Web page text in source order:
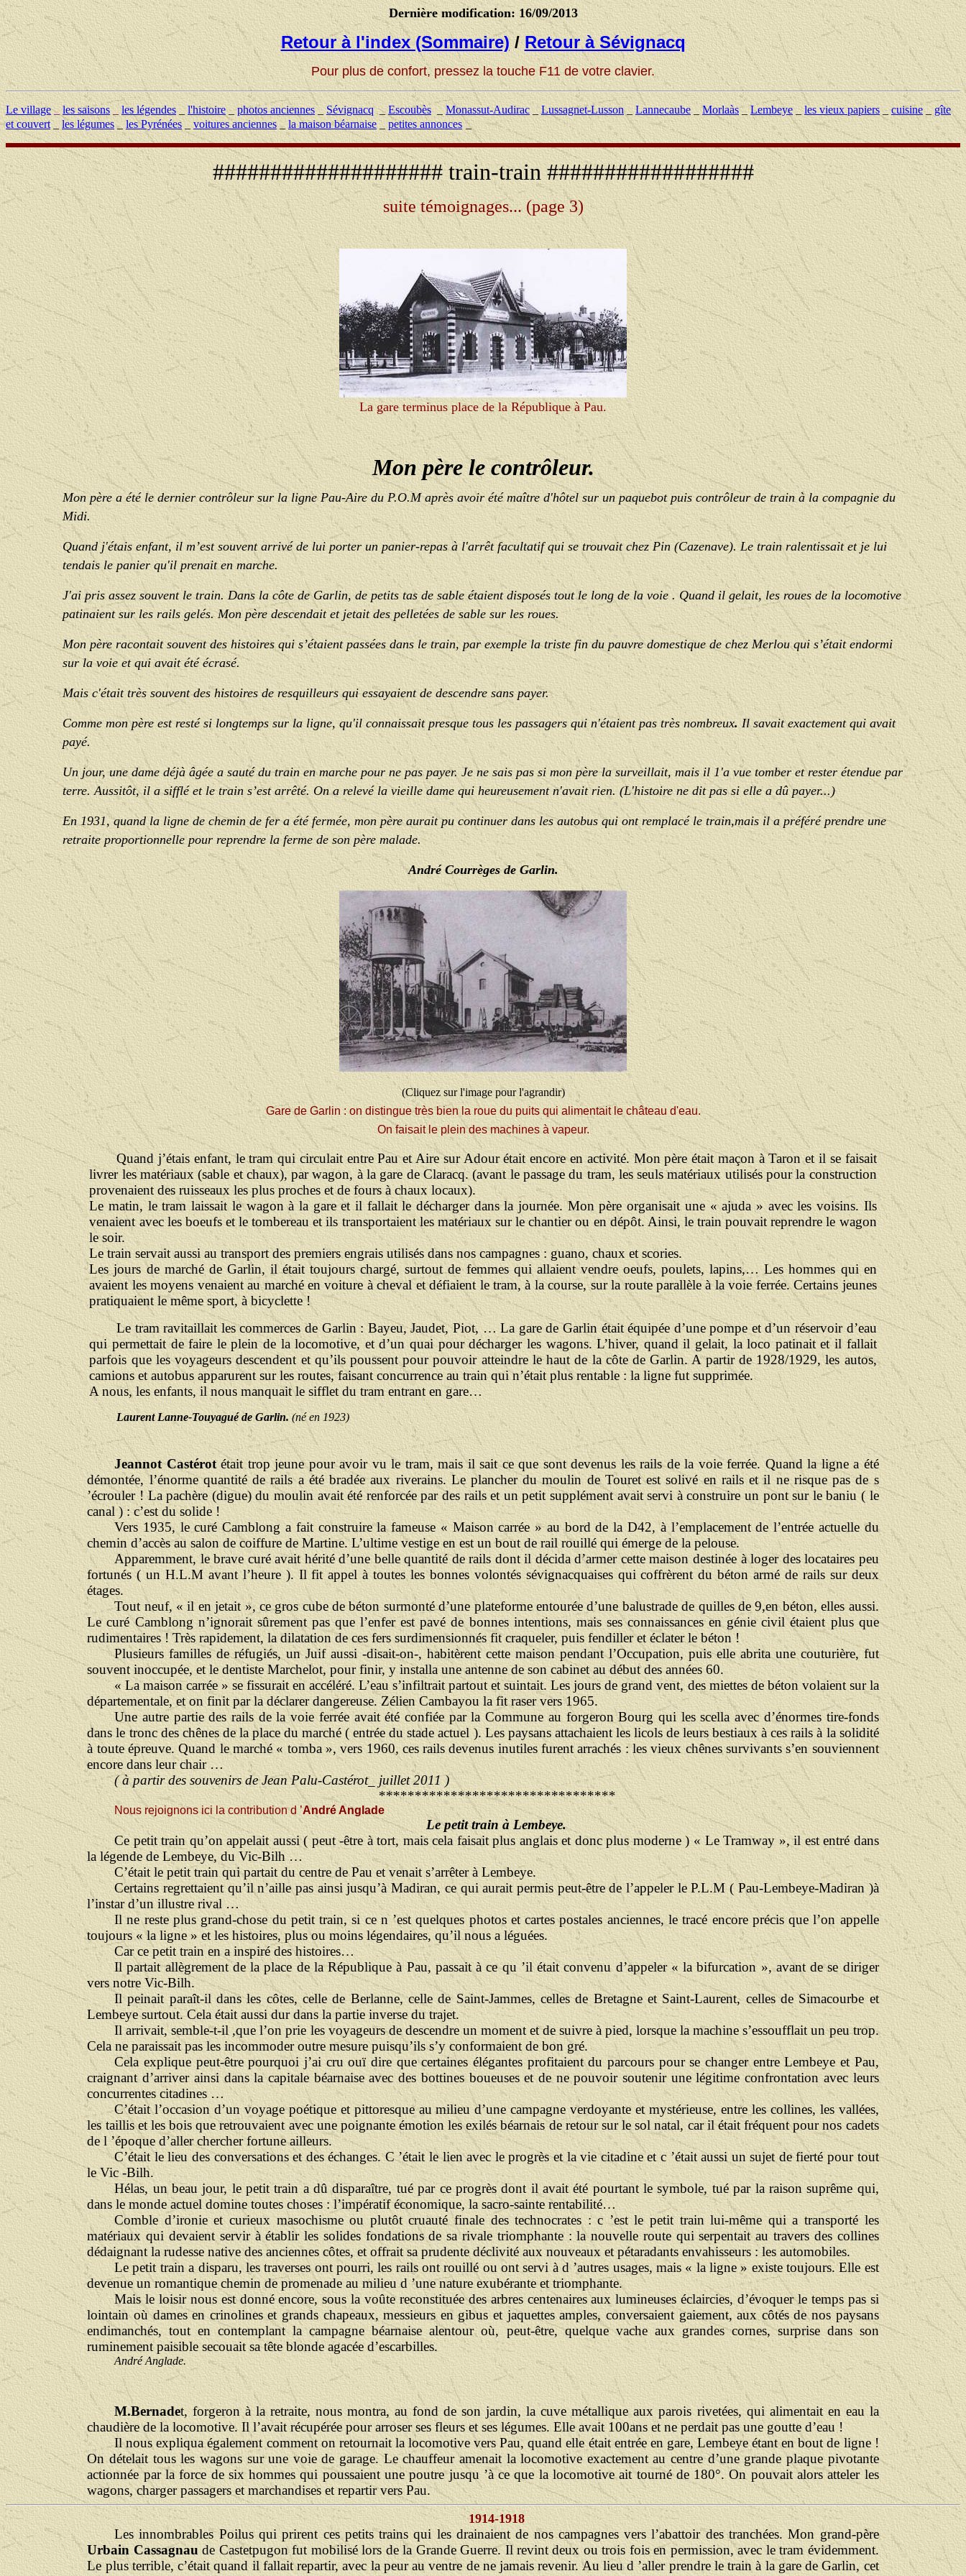
Dernière modification: 16/09/2013
Retour à l'index (Sommaire)/Retour à Sévignacq
Pour plus de confort, pressez la touche F11 de votre clavier.
Le village_les saisons_ les légendes_ l'histoire_photos anciennes_ Sévignacq_Escoubès_ Monassut-Audirac _Lussagnet-Lusson_Lannecaube _Morlaàs_Lembeye _ les vieux papiers_cuisine_ gîte
et couvert_ les légumes_ les Pyrénées_ voitures anciennes_ la maison béarnaise _ petites annonces _
#################### train-train ##################
suite témoignages... (page 3)
La gare terminus place de la République à Pau.
Mon père le contrôleur.
Mon père a été le dernier contrôleur sur la ligne Pau-Aire du P.O.M après avoir été maître d'hôtel sur un paquebot puis contrôleur de train à la compagnie du
Midi.
Quand j'étais enfant, il m’est souvent arrivé de lui porter un panier-repas à l'arrêt facultatif qui se trouvait chez Pin (Cazenave). Le train ralentissait et je lui
tendais le panier qu'il prenait en marche.
J'ai pris assez souvent le train. Dans la côte de Garlin, de petits tas de sable étaient disposés tout le long de la voie . Quand il gelait, les roues de la locomotive
patinaient sur les rails gelés. Mon père descendait et jetait des pelletées de sable sur les roues.
Mon père racontait souvent des histoires qui s’étaient passées dans le train, par exemple la triste fin du pauvre domestique de chez Merlou qui s’était endormi
sur la voie et qui avait été écrasé.
Mais c'était très souvent des histoires de resquilleurs qui essayaient de descendre sans payer.
Comme mon père est resté si longtemps sur la ligne, qu'il connaissait presque tous les passagers qui n'étaient pas très nombreux.Il savait exactement qui avait
payé.
Un jour, une dame déjà âgée a sauté du train en marche pour ne pas payer. Je ne sais pas si mon père la surveillait, mais il 1'a vue tomber et rester étendue par
terre. Aussitôt, il a sifflé et le train s’est arrêté. On a relevé la vieille dame qui heureusement n'avait rien. (L'histoire ne dit pas si elle a dû payer...)
En 1931, quand la ligne de chemin de fer a été fermée, mon père aurait pu continuer dans les autobus qui ont remplacé le train,mais il a préféré prendre une
retraite proportionnelle pour reprendre la ferme de son père malade.
André Courrèges de Garlin.
(Cliquez sur l'image pour l'agrandir)
Gare de Garlin : on distingue très bien la roue du puits qui alimentait le château d'eau.
On faisait le plein des machines à vapeur.
Quand j’étais enfant, le tram qui circulait entre Pau et Aire sur Adour était encore en activité. Mon père était maçon à Taron et il se faisait
livrer les matériaux (sable et chaux), par wagon, à la gare de Claracq. (avant le passage du tram, les seuls matériaux utilisés pour la construction
provenaient des ruisseaux les plus proches et de fours à chaux locaux).
Le matin, le tram laissait le wagon à la gare et il fallait le décharger dans la journée. Mon père organisait une « ajuda » avec les voisins. Ils
venaient avec les boeufs et le tombereau et ils transportaient les matériaux sur le chantier ou en dépôt. Ainsi, le train pouvait reprendre le wagon
le soir.
Le train servait aussi au transport des premiers engrais utilisés dans nos campagnes : guano, chaux et scories.
Les jours de marché de Garlin, il était toujours chargé, surtout de femmes qui allaient vendre oeufs, poulets, lapins,… Les hommes qui en
avaient les moyens venaient au marché en voiture à cheval et défiaient le tram, à la course, sur la route parallèle à la voie ferrée. Certains jeunes
pratiquaient le même sport, à bicyclette !
Le tram ravitaillait les commerces de Garlin : Bayeu, Jaudet, Piot, … La gare de Garlin était équipée d’une pompe et d’un réservoir d’eau
qui permettait de faire le plein de la locomotive, et d’un quai pour décharger les wagons. L’hiver, quand il gelait, la loco patinait et il fallait
parfois que les voyageurs descendent et qu’ils poussent pour pouvoir atteindre le haut de la côte de Garlin. A partir de 1928/1929, les autos,
camions et autobus apparurent sur les routes, faisant concurrence au train qui n’était plus rentable : la ligne fut supprimée.
A nous, les enfants, il nous manquait le sifflet du tram entrant en gare…
Laurent Lanne-Touyagué de Garlin.(né en 1923)
Jeannot Castérotétait trop jeune pour avoir vu le tram, mais il sait ce que sont devenus les rails de la voie ferrée. Quand la ligne a été
démontée, l’énorme quantité de rails a été bradée aux riverains. Le plancher du moulin de Touret est solivé en rails et il ne risque pas de s
’écrouler ! La pachère (digue) du moulin avait été renforcée par des rails et un petit supplément avait servi à construire un pont sur le baniu ( le
canal ) : c’est du solide !
Vers 1935, le curé Camblong a fait construire la fameuse « Maison carrée » au bord de la D42, à l’emplacement de l’entrée actuelle du
chemin d’accès au salon de coiffure de Martine. L’ultime vestige en est un bout de rail rouillé qui émerge de la pelouse.
Apparemment, le brave curé avait hérité d’une belle quantité de rails dont il décida d’armer cette maison destinée à loger des locataires peu
fortunés ( un H.L.M avant l’heure ). Il fit appel à toutes les bonnes volontés sévignacquaises qui coffrèrent du béton armé de rails sur deux
étages.
Tout neuf, « il en jetait », ce gros cube de béton surmonté d’une plateforme entourée d’une balustrade de quilles de 9,en béton, elles aussi.
Le curé Camblong n’ignorait sûrement pas que l’enfer est pavé de bonnes intentions, mais ses connaissances en génie civil étaient plus que
rudimentaires ! Très rapidement, la dilatation de ces fers surdimensionnés fit craqueler, puis fendiller et éclater le béton !
Plusieurs familles de réfugiés, un Juif aussi -disait-on-, habitèrent cette maison pendant l’Occupation, puis elle abrita une couturière, fut
souvent inoccupée, et le dentiste Marchelot, pour finir, y installa une antenne de son cabinet au début des années 60.
« La maison carrée » se fissurait en accéléré. L’eau s’infiltrait partout et suintait. Les jours de grand vent, des miettes de béton volaient sur la
départementale, et on finit par la déclarer dangereuse. Zélien Cambayou la fit raser vers 1965.
Une autre partie des rails de la voie ferrée avait été confiée par la Commune au forgeron Bourg qui les scella avec d’énormes tire-fonds
dans le tronc des chênes de la place du marché ( entrée du stade actuel ). Les paysans attachaient les licols de leurs bestiaux à ces rails à la solidité
à toute épreuve. Quand le marché « tomba », vers 1960, ces rails devenus inutiles furent arrachés : les vieux chênes survivants s’en souviennent
encore dans leur chair …
( à partir des souvenirs de Jean Palu-Castérot_ juillet 2011 )
*********************************
Nous rejoignons ici la contribution d ’André Anglade
Le petit train à Lembeye.
Ce petit train qu’on appelait aussi ( peut -être à tort, mais cela faisait plus anglais et donc plus moderne ) « Le Tramway », il est entré dans
la légende de Lembeye, du Vic-Bilh …
C’était le petit train qui partait du centre de Pau et venait s’arrêter à Lembeye.
Certains regrettaient qu’il n’aille pas ainsi jusqu’à Madiran, ce qui aurait permis peut-être de l’appeler le P.L.M ( Pau-Lembeye-Madiran )à
l’instar d’un illustre rival …
Il ne reste plus grand-chose du petit train, si ce n ’est quelques photos et cartes postales anciennes, le tracé encore précis que l’on appelle
toujours « la ligne » et les histoires, plus ou moins légendaires, qu’il nous a léguées.
Car ce petit train en a inspiré des histoires…
Il partait allègrement de la place de la République à Pau, passait à ce qu ’il était convenu d’appeler « la bifurcation », avant de se diriger
vers notre Vic-Bilh.
Il peinait paraît-il dans les côtes, celle de Berlanne, celle de Saint-Jammes, celles de Bretagne et Saint-Laurent, celles de Simacourbe et
Lembeye surtout. Cela était aussi dur dans la partie inverse du trajet.
Il arrivait, semble-t-il ,que l’on prie les voyageurs de descendre un moment et de suivre à pied, lorsque la machine s’essoufflait un peu trop.
Cela ne paraissait pas les incommoder outre mesure puisqu’ils s’y conformaient de bon gré.
Cela explique peut-être pourquoi j’ai cru ouï dire que certaines élégantes profitaient du parcours pour se changer entre Lembeye et Pau,
craignant d’arriver ainsi dans la capitale béarnaise avec des bottines boueuses et de ne pouvoir soutenir une légitime confrontation avec leurs
concurrentes citadines …
C’était l’occasion d’un voyage poétique et pittoresque au milieu d’une campagne verdoyante et mystérieuse, entre les collines, les vallées,
les taillis et les bois que retrouvaient avec une poignante émotion les exilés béarnais de retour sur le sol natal, car il était fréquent pour nos cadets
de l ’époque d’aller chercher fortune ailleurs.
C’était le lieu des conversations et des échanges. C ’était le lien avec le progrès et la vie citadine et c ’était aussi un sujet de fierté pour tout
le Vic -Bilh.
Hélas, un beau jour, le petit train a dû disparaître, tué par ce progrès dont il avait été pourtant le symbole, tué par la raison suprême qui,
dans le monde actuel domine toutes choses : l’impératif économique, la sacro-sainte rentabilité…
Comble d’ironie et curieux masochisme ou plutôt cruauté finale des technocrates : c ’est le petit train lui-même qui a transporté les
matériaux qui devaient servir à établir les solides fondations de sa rivale triomphante : la nouvelle route qui serpentait au travers des collines
dédaignant la rudesse native des anciennes côtes, et offrait sa prudente déclivité aux nouveaux et pétaradants envahisseurs : les automobiles.
Le petit train a disparu, les traverses ont pourri, les rails ont rouillé ou ont servi à d ’autres usages, mais « la ligne » existe toujours. Elle est
devenue un romantique chemin de promenade au milieu d ’une nature exubérante et triomphante.
Mais le loisir nous est donné encore, sous la voûte reconstituée des arbres centenaires aux lumineuses éclaircies, d’évoquer le temps pas si
lointain où dames en crinolines et grands chapeaux, messieurs en gibus et jaquettes amples, conversaient gaiement, aux côtés de nos paysans
endimanchés, tout en contemplant la campagne béarnaise alentour où, peut-être, quelque vache aux grandes cornes, surprise dans son
ruminement paisible secouait sa tête blonde agacée d’escarbilles.
André Anglade.
M.Bernadet, forgeron à la retraite, nous montra, au fond de son jardin, la cuve métallique aux parois rivetées, qui alimentait en eau la
chaudière de la locomotive. Il l’avait récupérée pour arroser ses fleurs et ses légumes. Elle avait 100ans et ne perdait pas une goutte d’eau !
Il nous expliqua également comment on retournait la locomotive vers Pau, quand elle était entrée en gare, Lembeye étant en bout de ligne !
On dételait tous les wagons sur une voie de garage. Le chauffeur amenait la locomotive exactement au centre d’une grande plaque pivotante
actionnée par la force de six hommes qui poussaient une poutre jusqu ’à ce que la locomotive ait tourné de 180°. On pouvait alors atteler les
wagons, charger passagers et marchandises et repartir vers Pau.
1914-1918
Les innombrables Poilus qui prirent ces petits trains qui les drainaient de nos campagnes vers l’abattoir des tranchées. Mon grand-père
Urbain Cassagnaude Castetpugon fut mobilisé lors de la Grande Guerre. Il revint deux ou trois fois en permission, avec le tram évidemment.
Le plus terrible, c’était quand il fallait repartir, avec la peur au ventre de ne jamais revenir. Au lieu d ’aller prendre le train à la gare de Garlin, cet